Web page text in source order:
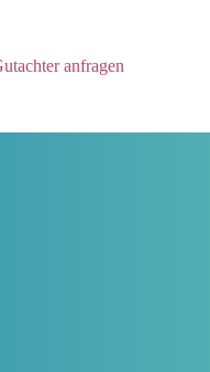
anfragen